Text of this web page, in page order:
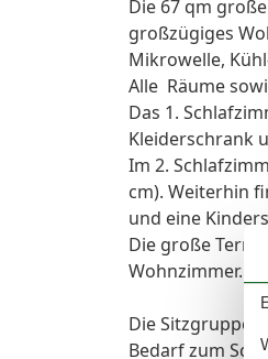
Die 67 qm
großzügiges
Mikrowelle,
Alle Räume
Das 1.
Kleiderschrank
Im 2.
cm). Weiterhin
und eine
Die große
Wohnzimmer.
Die Sitzgruppe
Bedarf zum